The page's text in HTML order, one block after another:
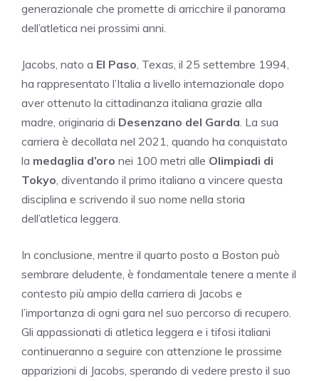
generazionale che promette di arricchire il panorama
dell’atletica nei prossimi anni.
Jacobs, nato a El Paso , Texas, il 25 settembre 1994,
ha rappresentato l’Italia a livello internazionale dopo
aver ottenuto la cittadinanza italiana grazie alla
madre, originaria di Desenzano del Garda . La sua
carriera è decollata nel 2021, quando ha conquistato
la medaglia d’oro nei 100 metri alle Olimpiadi di
Tokyo , diventando il primo italiano a vincere questa
disciplina e scrivendo il suo nome nella storia
dell’atletica leggera.
In conclusione, mentre il quarto posto a Boston può
sembrare deludente, è fondamentale tenere a mente il
contesto più ampio della carriera di Jacobs e
l’importanza di ogni gara nel suo percorso di recupero.
Gli appassionati di atletica leggera e i tifosi italiani
continueranno a seguire con attenzione le prossime
apparizioni di Jacobs, sperando di vedere presto il suo